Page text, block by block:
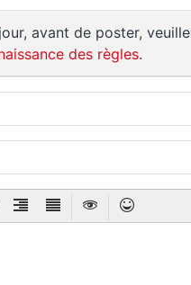
avant de poster,
des règles.